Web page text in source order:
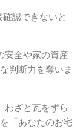
認できないと
安全や家の資産
判断力を奪いま
わざと瓦をずら
「あなたのお宅